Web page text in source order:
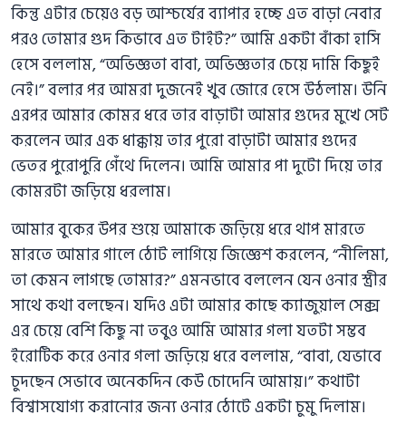
কিন্তু এটার চেয়েও বড় আশ্চর্যের ব্যাপার হচ্ছে এত বাড়া নেবার
পরও তোমার গুদ কিভাবে এত টাইট?” আমি একটা বাঁকা হাসি
হেসে বললাম, “অভিজ্ঞতা বাবা, অভিজ্ঞতার চেয়ে দামি কিছুই
নেই।” বলার পর আমরা দুজনেই খুব জোরে হেসে উঠলাম। উনি
এরপর আমার কোমর ধরে তার বাড়াটা আমার গুদের মুখে সেট
করলেন আর এক ধাক্কায় তার পুরো বাড়াটা আমার গুদের
ভেতর পুরোপুরি গেঁথে দিলেন। আমি আমার পা দুটো দিয়ে তার
কোমরটা জড়িয়ে ধরলাম।
আমার বুকের উপর শুয়ে আমাকে জড়িয়ে ধরে থাপ মারতে
মারতে আমার গালে ঠোট লাগিয়ে জিজ্ঞেশ করলেন, “নীলিমা,
তা কেমন লাগছে তোমার?” এমনভাবে বললেন যেন ওনার স্ত্রীর
সাথে কথা বলছেন। যদিও এটা আমার কাছে ক্যাজুয়াল সেক্স
এর চেয়ে বেশি কিছু না তবুও আমি আমার গলা যতটা সম্ভব
ইরোটিক করে ওনার গলা জড়িয়ে ধরে বললাম, “বাবা, যেভাবে
চুদছেন সেভাবে অনেকদিন কেউ চোদেনি আমায়।” কথাটা
বিশ্বাসযোগ্য করানোর জন্য ওনার ঠোটে একটা চুমু দিলাম।